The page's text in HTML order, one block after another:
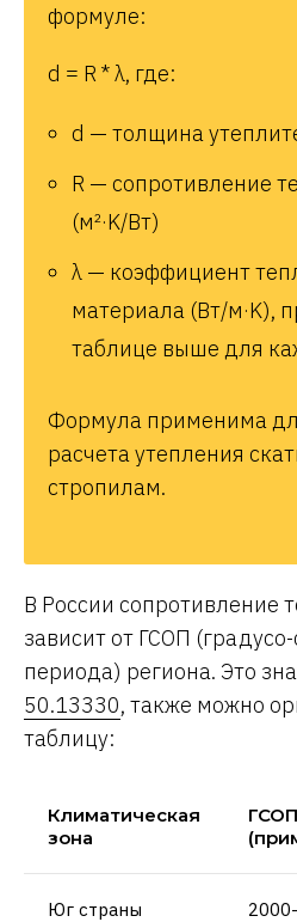
формуле:
d = R * λ, где:
d — толщина
R — сопротивление
(м²·K/Вт)
λ — коэффициент
материала (Вт/м·K),
таблице выше для
Формула применима
расчета утепления
стропилам.
В России сопротивление
зависит от ГСОП
периода) региона. Это
50.13330, также можно
таблицу:
Климатическая
зона
ГСОП
Юг страны